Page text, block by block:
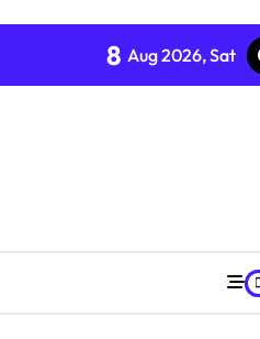
8 Aug 2026, Sat